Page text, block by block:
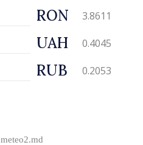
RON 3.8611
UAH 0.4045
RUB 0.2053
meteo2.md